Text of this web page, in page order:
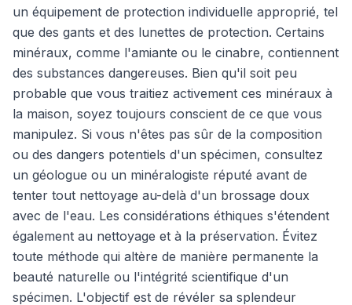
un équipement de protection individuelle approprié, tel
que des gants et des lunettes de protection. Certains
minéraux, comme l'amiante ou le cinabre, contiennent
des substances dangereuses. Bien qu'il soit peu
probable que vous traitiez activement ces minéraux à
la maison, soyez toujours conscient de ce que vous
manipulez. Si vous n'êtes pas sûr de la composition
ou des dangers potentiels d'un spécimen, consultez
un géologue ou un minéralogiste réputé avant de
tenter tout nettoyage au-delà d'un brossage doux
avec de l'eau. Les considérations éthiques s'étendent
également au nettoyage et à la préservation. Évitez
toute méthode qui altère de manière permanente la
beauté naturelle ou l'intégrité scientifique d'un
spécimen. L'objectif est de révéler sa splendeur